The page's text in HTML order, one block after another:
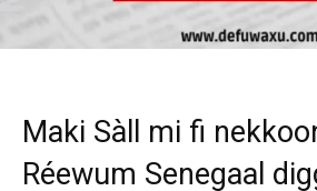
Maki Sàll mi fi
Réewum Senegaal